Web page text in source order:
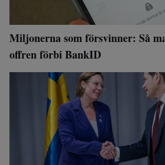
Miljonerna som försvinner: Så
offren förbi BankID